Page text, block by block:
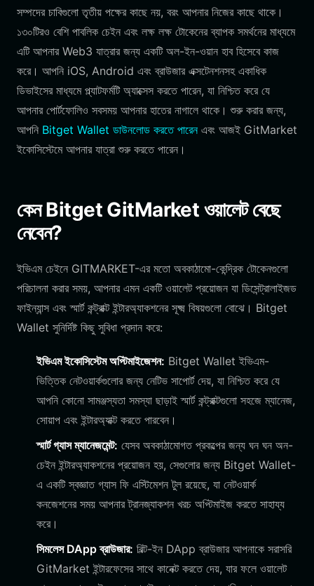
সম্পদের চাবিগুলো তৃতীয় পক্ষের কাছে নয়, বরং আপনার নিজের কাছে থাকে।
১৩০টিরও বেশি পাবলিক চেইন এবং লক্ষ লক্ষ টোকেনের ব্যাপক সমর্থনের মাধ্যমে
এটি আপনার Web3 যাত্রার জন্য একটি অল-ইন-ওয়ান হাব হিসেবে কাজ
করে। আপনি iOS, Android এবং ব্রাউজার এক্সটেনশনসহ একাধিক
ডিভাইসের মাধ্যমে প্ল্যাটফর্মটি অ্যাক্সেস করতে পারেন, যা নিশ্চিত করে যে
আপনার পোর্টফোলিও সবসময় আপনার হাতের নাগালে থাকে। শুরু করার জন্য,
আপনি Bitget Wallet ডাউনলোড করতে পারেনএবং আজই GitMarket
ইকোসিস্টেমে আপনার যাত্রা শুরু করতে পারেন।
কেন Bitget GitMarket ওয়ালেট বেছে
নেবেন?
ইভিএম চেইনে GITMARKET-এর মতো অবকাঠামো-কেন্দ্রিক টোকেনগুলো
পরিচালনা করার সময়, আপনার এমন একটি ওয়ালেট প্রয়োজন যা ডিসেন্ট্রালাইজড
ফাইন্যান্স এবং স্মার্ট কন্ট্রাক্ট ইন্টারঅ্যাকশনের সূক্ষ্ম বিষয়গুলো বোঝে। Bitget
Wallet সুনির্দিষ্ট কিছু সুবিধা প্রদান করে:
ইভিএম ইকোসিস্টেম অপ্টিমাইজেশন: Bitget Wallet ইভিএম-
ভিত্তিক নেটওয়ার্কগুলোর জন্য নেটিভ সাপোর্ট দেয়, যা নিশ্চিত করে যে
আপনি কোনো সামঞ্জস্যতা সমস্যা ছাড়াই স্মার্ট কন্ট্রাক্টগুলো সহজে ম্যানেজ,
সোয়াপ এবং ইন্টারঅ্যাক্ট করতে পারবেন।
স্মার্ট গ্যাস ম্যানেজমেন্ট: যেসব অবকাঠামোগত প্রকল্পের জন্য ঘন ঘন অন-
চেইন ইন্টারঅ্যাকশনের প্রয়োজন হয়, সেগুলোর জন্য Bitget Wallet-
এ একটি স্বজ্ঞাত গ্যাস ফি এস্টিমেশন টুল রয়েছে, যা নেটওয়ার্ক
কনজেশনের সময় আপনার ট্রানজ্যাকশন খরচ অপ্টিমাইজ করতে সাহায্য
করে।
সিমলেস DApp ব্রাউজার: বিল্ট-ইন DApp ব্রাউজার আপনাকে সরাসরি
GitMarket ইন্টারফেসের সাথে কানেক্ট করতে দেয়, যার ফলে ওয়ালেট